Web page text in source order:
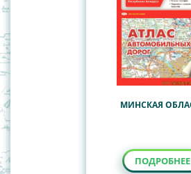
МИНСКАЯ
ПОДРОБНЕЕ